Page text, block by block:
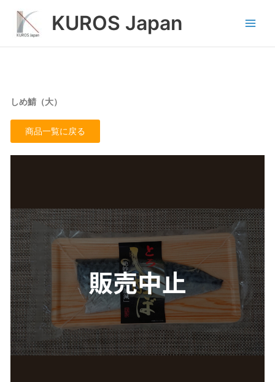
ス
KUROS Japan
しめ鯖（大）
商品一覧に戻る